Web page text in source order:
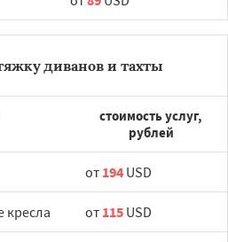
диванов и тахты
стоимость услуг,
рублей
от 194 USD
от 115 USD